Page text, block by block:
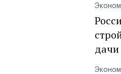
дачи